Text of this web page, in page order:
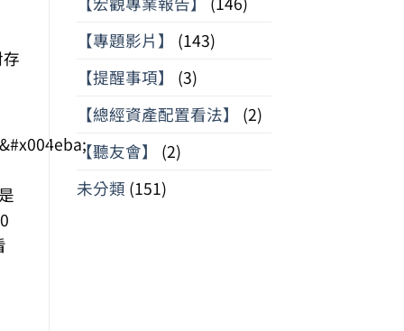
【專題影片】
(143)
【提醒事項】
(3)
【總經資產配置看法】
(2)
【聽友會】
(2)
未分類 (151)